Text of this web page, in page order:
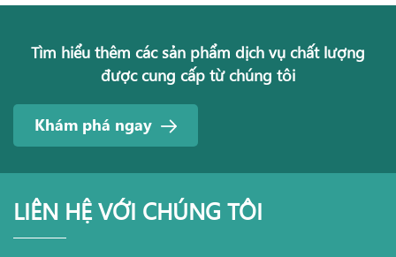
Tìm hiểu thêm các sản phẩm dịch vụ chất lượng
được cung cấp từ chúng tôi
Khám phá ngay
LIÊN HỆ VỚI CHÚNG TÔI